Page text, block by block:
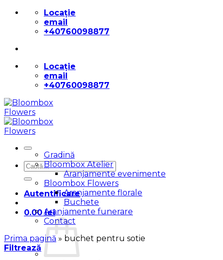
Skip
content
Locație
email
+40760098877
Locație
email
+40760098877
Caută
după:
Autentificare
0.00lei
Gradină
Bloombox Atelier
Aranjamente evenimente
Bloombox Flowers
Aranjamente florale
Buchete
Aranjamente funerare
Contact
Prima pagină » buchet pentru sotie
Filtrează